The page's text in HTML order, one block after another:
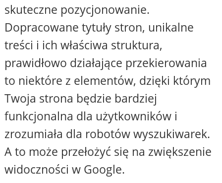
skuteczne pozycjonowanie.
Dopracowane tytuły stron, unikalne
treści i ich właściwa struktura,
prawidłowo działające przekierowania
to niektóre z elementów, dzięki którym
Twoja strona będzie bardziej
funkcjonalna dla użytkowników i
zrozumiała dla robotów wyszukiwarek.
A to może przełożyć się na zwiększenie
widoczności w Google.